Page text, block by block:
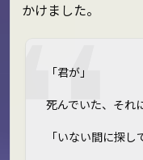
かけました。
「君が――」
死んでいた、それ
「いない間に探